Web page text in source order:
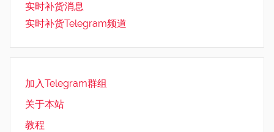
实时补货消息
实时补货Telegram频道
加入Telegram群组
关于本站
教程